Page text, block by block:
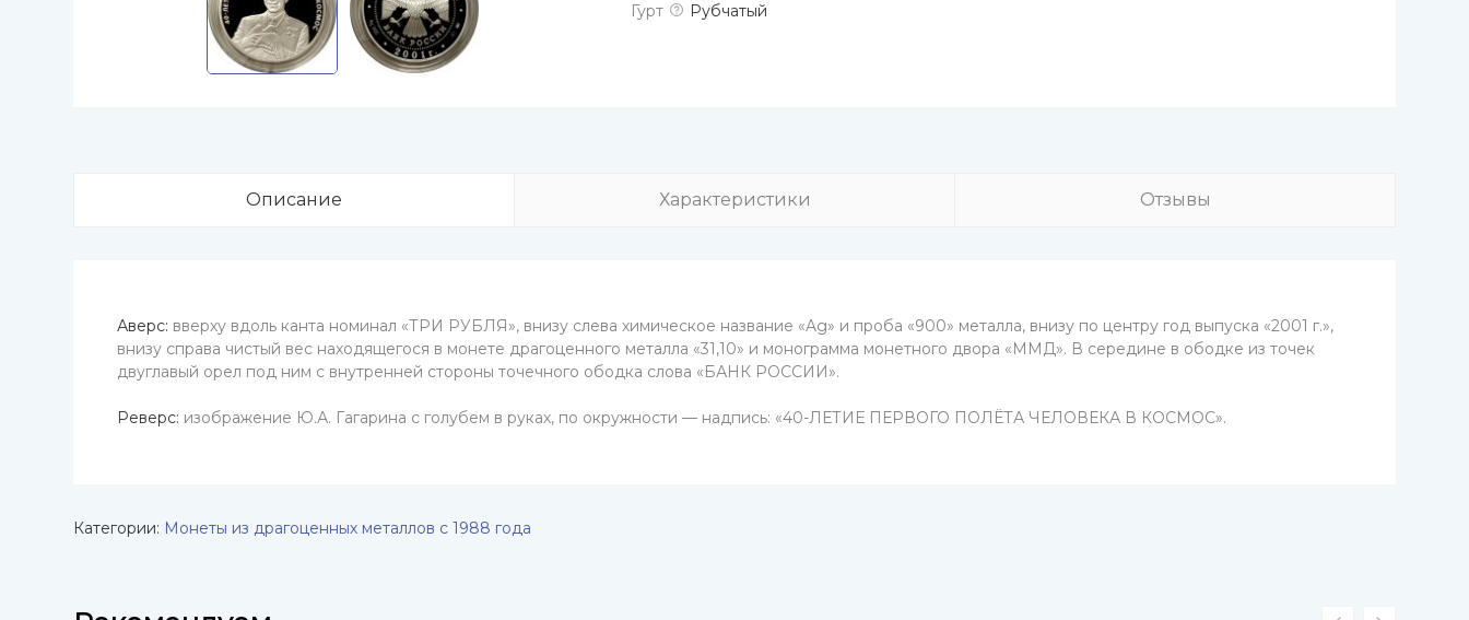
Гурт
Рубчатый
Описание
Аверс: вверху вдоль канта номинал «ТРИ РУБЛЯ», внизу слева химическое название «Ag» и проба «900» металла, внизу по центру год выпуска «2001 г.»,
внизу справа чистый вес находящегося в монете драгоценного металла «31,10» и монограмма монетного двора «ММД». В середине в ободке из точек
двуглавый орел под ним с внутренней стороны точечного ободка слова «БАНК РОССИИ».
Реверс: изображение Ю.А. Гагарина с голубем в руках, по окружности — надпись: «40-ЛЕТИЕ ПЕРВОГО ПОЛЁТА ЧЕЛОВЕКА В КОСМОС».
Характеристики Отзывы
Категории: Монеты из драгоценных металлов с 1988 года